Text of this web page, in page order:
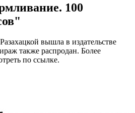
100
вышла в издательстве
также распродан. Более
по ссылке.